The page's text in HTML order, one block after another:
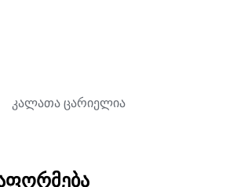
კალათა ცარიელია